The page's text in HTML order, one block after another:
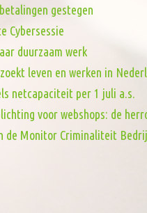
gestegen
Cybersessie
duurzaam werk
leven en werken in
netcapaciteit per 1 juli a.s.
voor webshops: de
de Monitor Criminaliteit